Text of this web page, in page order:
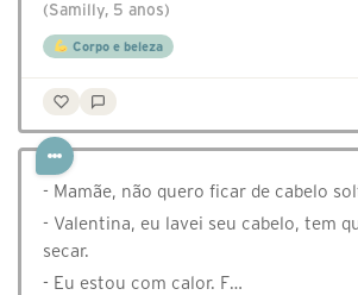
(Samilly, 5 anos)
Corpo e beleza
- Mamãe, não quero ficar de cabelo
- Valentina, eu lavei seu cabelo, tem
secar.
- Eu estou com calor. F…